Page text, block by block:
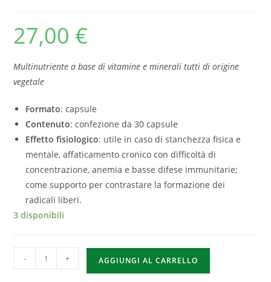
27,00 €
Multinutriente a base di vitamine e minerali tutti di origine
vegetale
Formato: capsule
Contenuto: confezione da 30 capsule
Effetto fisiologico: utile in caso di stanchezza fisica e
mentale, affaticamento cronico con difficoltà di
concentrazione, anemia e basse difese immunitarie;
come supporto per contrastare la formazione dei
radicali liberi.
3 disponibili
- + AGGIUNGI AL CARRELLO